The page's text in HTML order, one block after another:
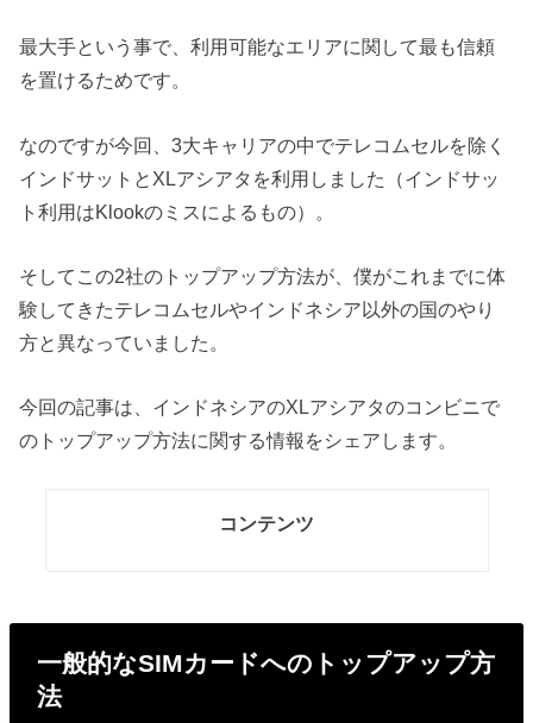
最大手という事で、利用可能なエリアに関して最も信頼
を置けるためです。
なのですが今回、3大キャリアの中でテレコムセルを除く
インドサットとXLアシアタを利用しました（インドサッ
ト利用はKlookのミスによるもの）。
そしてこの2社のトップアップ方法が、僕がこれまでに体
験してきたテレコムセルやインドネシア以外の国のやり
方と異なっていました。
今回の記事は、インドネシアのXLアシアタのコンビニで
のトップアップ方法に関する情報をシェアします。
コンテンツ
一般的なSIMカードへのトップアップ方
法